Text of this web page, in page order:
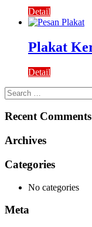
Detail
Plakat
Detail
Search
for:
Recent Comments
Archives
Categories
No categories
Meta